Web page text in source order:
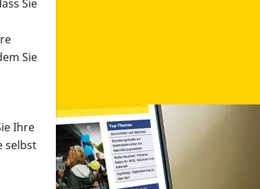
Sie
Sie
Ihre
selbst